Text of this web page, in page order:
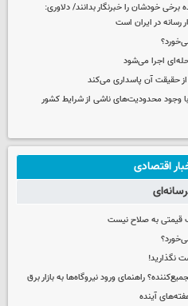
خودشان را خبرنگار بدانند/ دلاوری:
رسانه در ایران است
اجرا می‌شود
حقیقت آن پاسداری می‌کند
محدودیت‌های ناشی از شرایط کشور
اقتصادی
قیمتی به صلاح نیست
نگذارید!
راهنمای ورود نیروگاه‌ها به بازار برق
آینده